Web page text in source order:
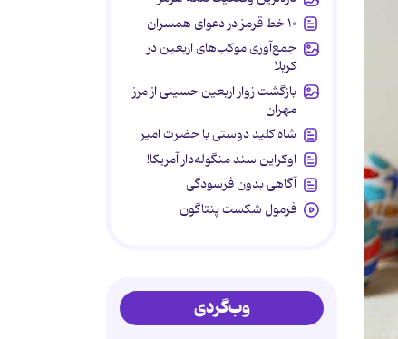
۱۰ خط قرمز در دعوای همسران
جمع‌آوری موکب‌های اربعین در
کربلا
بازگشت زوار اربعین حسینی از مرز
مهران
شاه کلید دوستی با حضرت امیر
اوکراین سند منگوله‌دار آمریکا!
آگاهی بدون فرسودگی
فرمول شکست پنتاگون
وب‌گردی